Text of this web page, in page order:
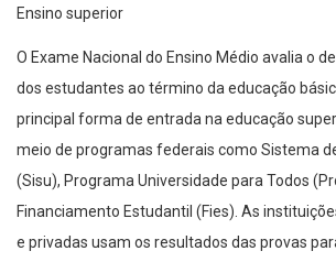
Ensino superior
O Exame Nacional do Ensino Médio avalia o
dos estudantes ao término da educação
principal forma de entrada na educação
meio de programas federais como Sistema
(Sisu), Programa Universidade para Todos
Financiamento Estudantil (Fies). As
e privadas usam os resultados das provas